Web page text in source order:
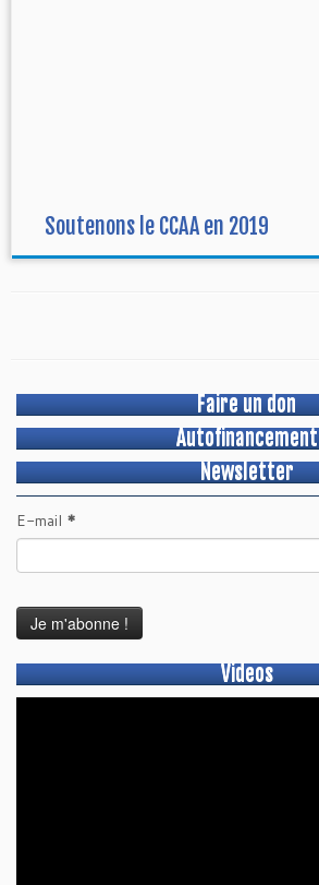
Soutenons le CCAA en 2019
Faire un don
Autofinancement
Newsletter
E-mail *
Videos